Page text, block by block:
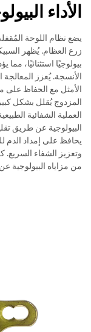
الأداء
يضع نظام اللوحة
زرع العظام. يُظهر
بيولوجيًا استثنائيًا،
الأنسجة. يُعزز
الأمثل مع الحفاظ على
المزدوج يُقلل بشكل
العملية الشفائية
البيولوجية عن طريق
يحافظ على إمداد الدم
وتعزيز الشفاء السريع.
من مزاياه البيولوجية